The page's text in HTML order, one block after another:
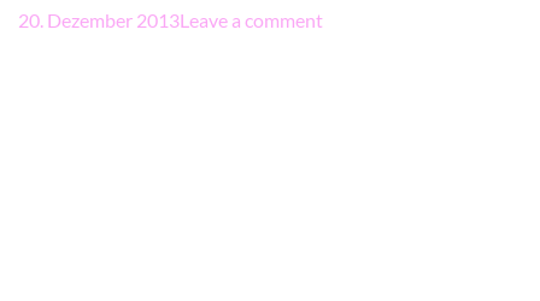
20. Dezember 2013Leave a comment